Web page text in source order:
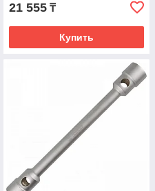
21 555 ₸
Купить